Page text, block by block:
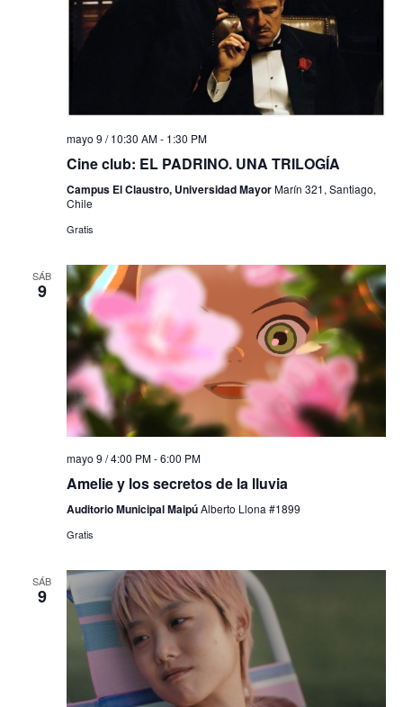
mayo 9 / 10:30 AM- 1:30 PM
Cine club: EL PADRINO. UNA TRILOGÍA
Campus El Claustro, Universidad MayorMarín 321, Santiago,
Chile
Gratis
SÁB
9
mayo 9 / 4:00 PM-6:00 PM
Amelie y los secretos de la lluvia
Auditorio Municipal MaipúAlberto Llona #1899
Gratis
SÁB
9